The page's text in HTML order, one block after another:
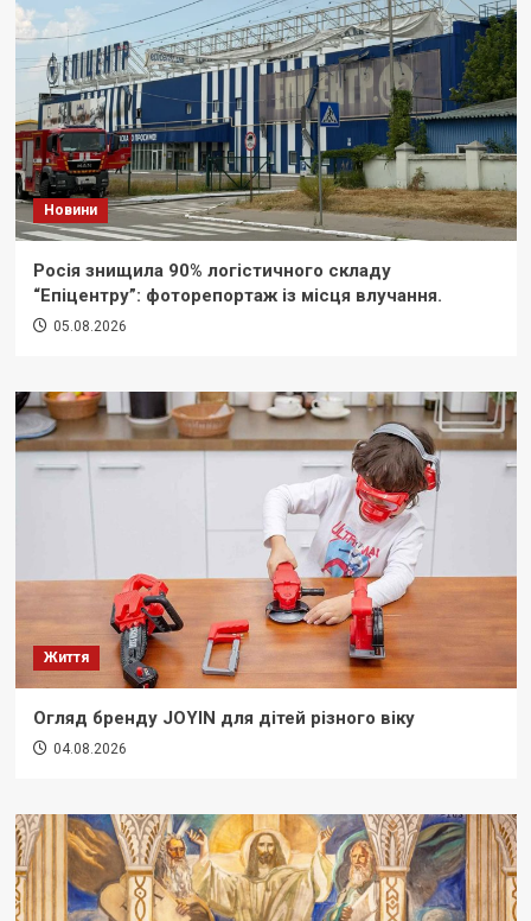
Новини
Росія знищила 90% логістичного складу
“Епіцентру”: фоторепортаж із місця влучання.
05.08.2026
Життя
Огляд бренду JOYIN для дітей різного віку
04.08.2026